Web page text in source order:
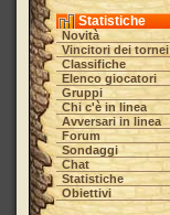
Statistiche
Novità
Vincitori dei tornei
Classifiche
Elenco giocatori
Gruppi
Chi c'è in linea
Avversari in linea
Forum
Sondaggi
Chat
Statistiche
Obiettivi